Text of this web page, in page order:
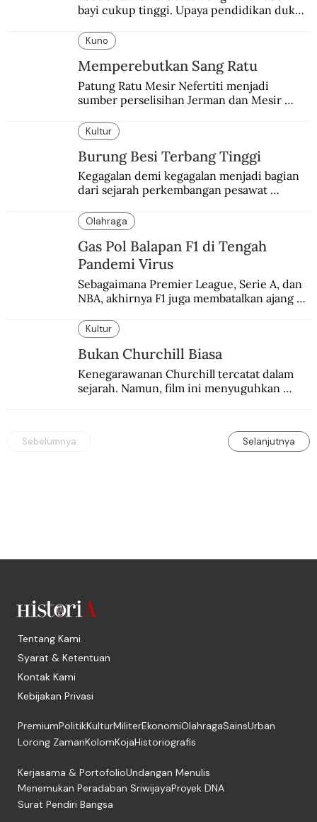
bayi cukup tinggi. Upaya pendidikan dukun
Kuno
Memperebutkan Sang Ratu
Patung Ratu Mesir Nefertiti menjadi
sumber perselisihan Jerman dan Mesir
Kultur
Burung Besi Terbang Tinggi
Kegagalan demi kegagalan menjadi bagian
dari sejarah perkembangan pesawat
Olahraga
Gas Pol Balapan F1 di Tengah
Pandemi Virus
Sebagaimana Premier League, Serie A, dan
NBA, akhirnya F1 juga membatalkan ajang
enam dekade lampau.
Kultur
Bukan Churchill Biasa
Kenegarawanan Churchill tercatat dalam
sejarah. Namun, film ini menyuguhkan
Sebelumnya Selanjutnya
Tentang Kami
Syarat & Ketentuan
Kontak Kami
Kebijakan Privasi
PremiumPolitikKulturMiliterEkonomiOlahragaSainsUrban
Lorong ZamanKolomKojaHistoriografis
Kerjasama & PortofolioUndangan Menulis
Menemukan Peradaban SriwijayaProyek DNA
Surat Pendiri Bangsa